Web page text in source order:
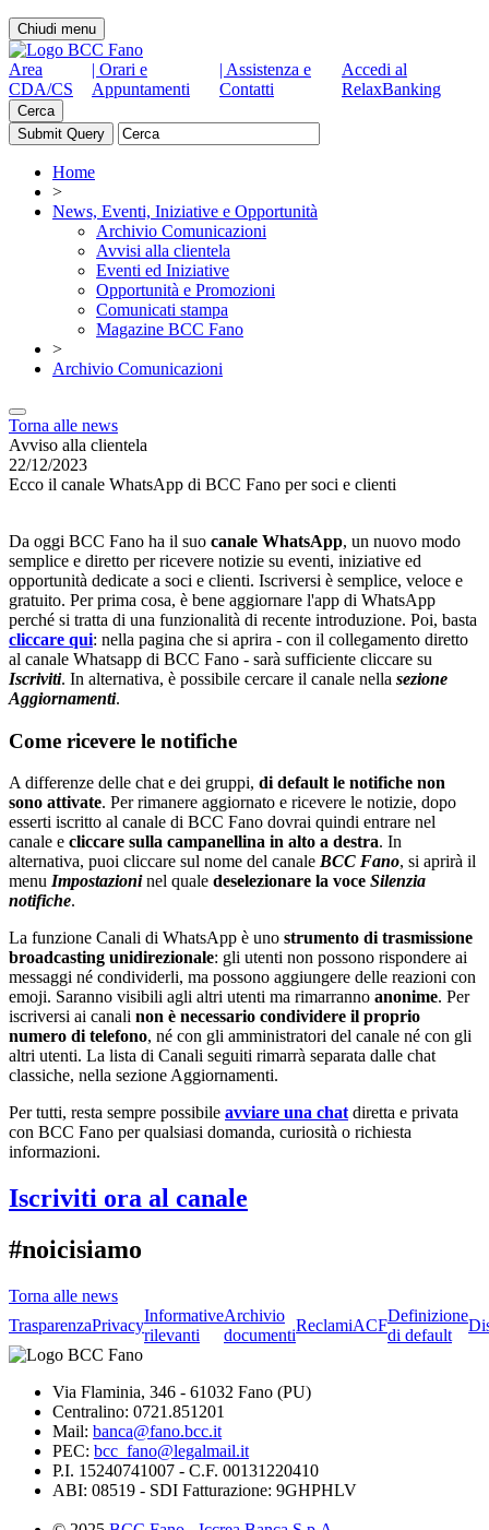
Chiudi menu
Area
CDA/CS
| Orari e
Appuntamenti
| Assistenza e
Contatti
Accedi al
RelaxBanking
Cerca
Home
>
News, Eventi, Iniziative e Opportunità
Archivio Comunicazioni
Avvisi alla clientela
Eventi ed Iniziative
Opportunità e Promozioni
Comunicati stampa
Magazine BCC Fano
>
Archivio Comunicazioni
Torna alle news
Avviso alla clientela
22/12/2023
Ecco il canale WhatsApp di BCC Fano per soci e clienti
Da oggi BCC Fano ha il suo canale WhatsApp, un nuovo modo
semplice e diretto per ricevere notizie su eventi, iniziative ed
opportunità dedicate a soci e clienti. Iscriversi è semplice, veloce e
gratuito. Per prima cosa, è bene aggiornare l'app di WhatsApp
perché si tratta di una funzionalità di recente introduzione. Poi, basta
cliccare qui: nella pagina che si aprira - con il collegamento diretto
al canale Whatsapp di BCC Fano - sarà sufficiente cliccare su
Iscriviti. In alternativa, è possibile cercare il canale nella sezione
Aggiornamenti.
Come ricevere le notifiche
A differenze delle chat e dei gruppi, di default le notifiche non
sono attivate. Per rimanere aggiornato e ricevere le notizie, dopo
esserti iscritto al canale di BCC Fano dovrai quindi entrare nel
canale e cliccare sulla campanellina in alto a destra. In
alternativa, puoi cliccare sul nome del canale BCC Fano, si aprirà il
menu Impostazioninel quale deselezionare la voce Silenzia
notifiche.
La funzione Canali di WhatsApp è uno strumento di trasmissione
broadcasting unidirezionale: gli utenti non possono rispondere ai
messaggi né condividerli, ma possono aggiungere delle reazioni con
emoji. Saranno visibili agli altri utenti ma rimarranno anonime. Per
iscriversi ai canali non è necessario condividere il proprio
numero di telefono, né con gli amministratori del canale né con gli
altri utenti. La lista di Canali seguiti rimarrà separata dalle chat
classiche, nella sezione Aggiornamenti.
Per tutti, resta sempre possibile avviare una chatdiretta e privata
con BCC Fano per qualsiasi domanda, curiosità o richiesta
informazioni.
Iscriviti ora al canale
#noicisiamo
Torna alle news
TrasparenzaPrivacy
Informative
rilevanti
Archivio
documenti
ReclamiACF
Definizione
di default
Via Flaminia, 346 - 61032 Fano (PU)
Centralino: 0721.851201
Mail: banca@fano.bcc.it
PEC: bcc_fano@legalmail.it
P.I. 15240741007 - C.F. 00131220410
ABI: 08519 - SDI Fatturazione: 9GHPHLV